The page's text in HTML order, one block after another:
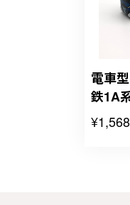
電車
鉄1A
¥1,568